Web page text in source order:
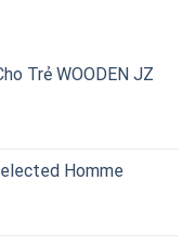
Trẻ WOODEN JZ
Homme